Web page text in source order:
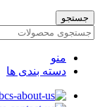
جستجو
منو
دسته بندی ها